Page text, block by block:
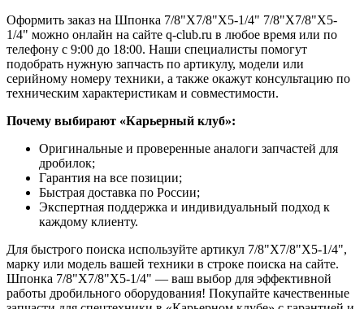
Оформить заказ на Шпонка 7/8"X7/8"X5-1/4" 7/8"X7/8"X5-
1/4" можно онлайн на сайте q-club.ru в любое время или по
телефону с 9:00 до 18:00. Наши специалисты помогут
подобрать нужную запчасть по артикулу, модели или
серийному номеру техники, а также окажут консультацию по
техническим характеристикам и совместимости.
Почему выбирают «Карьерный клуб»:
Оригинальные и проверенные аналоги запчастей для
дробилок;
Гарантия на все позиции;
Быстрая доставка по России;
Экспертная поддержка и индивидуальный подход к
каждому клиенту.
Для быстрого поиска используйте артикул 7/8"X7/8"X5-1/4",
марку или модель вашей техники в строке поиска на сайте.
Шпонка 7/8"X7/8"X5-1/4" — ваш выбор для эффективной
работы дробильного оборудования! Покупайте качественные